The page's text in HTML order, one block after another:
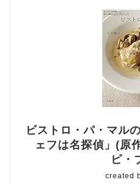
ビストロ・パ・マル
ェフは名探偵」(原
ピ・
created